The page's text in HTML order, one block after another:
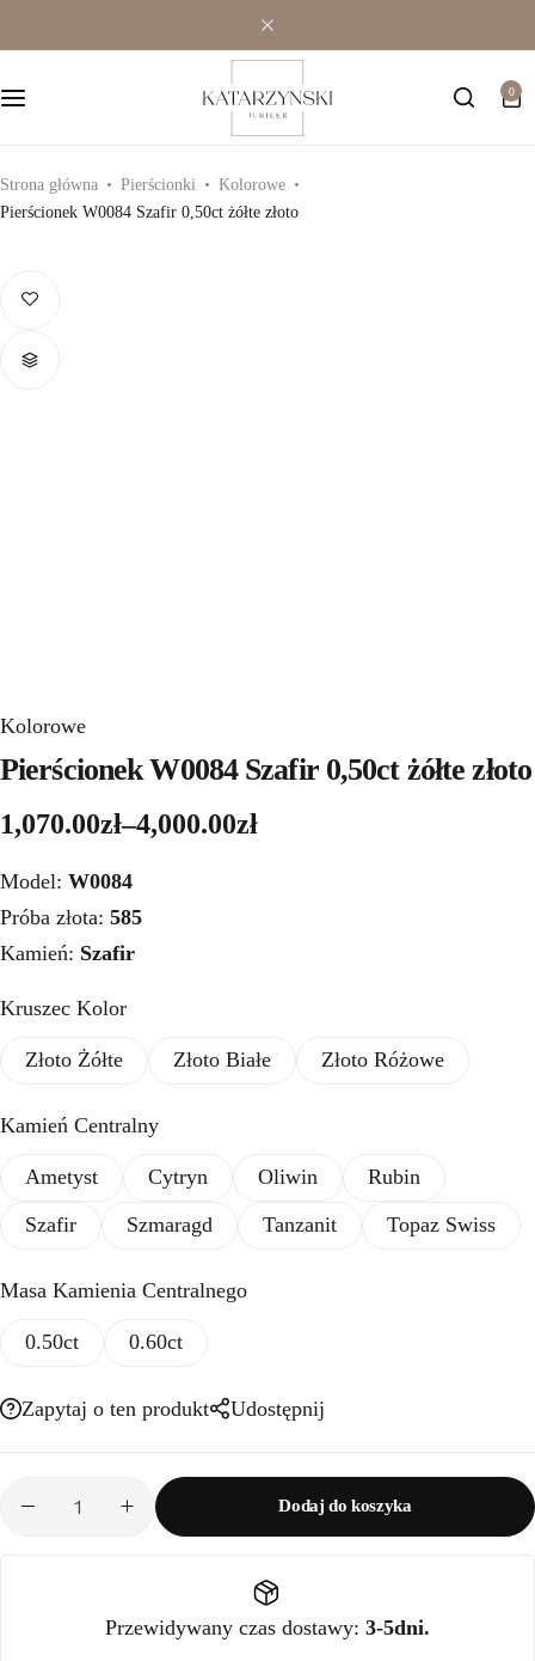
0
Strona główna Pierścionki
Kolorowe
Pierścionek W0084 Szafir 0,50ct żółte złoto
Kolorowe
Pierścionek W0084 Szafir 0,50ct żółte złoto
1,070.00zł–4,000.00zł
Model: W0084
Próba złota: 585
Kamień: Szafir
Kruszec Kolor
Złoto Żółte Złoto Białe Złoto Różowe
Kamień Centralny
Ametyst Cytryn Oliwin
Rubin
Szafir
Szmaragd Tanzanit Topaz Swiss
Masa Kamienia Centralnego
0.50ct 0.60ct
Zapytaj o ten produkt Udostępnij
Dodaj do koszyka
Przewidywany czas dostawy: 3-5dni.
Modowe
Pozostała biżuteria
Zawieszki